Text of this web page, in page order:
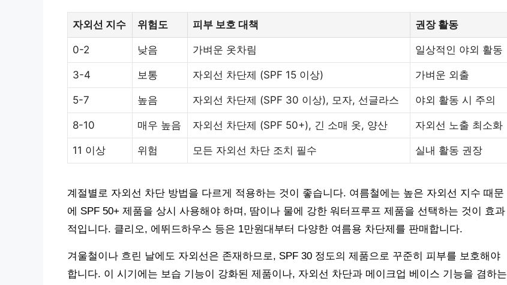
자외선 지수 위험도 피부 보호 대책 권장 활동
0-2 낮음 가벼운 옷차림 일상적인 야외 활동
3-4 보통 자외선 차단제 (SPF 15 이상) 가벼운 외출
5-7 높음 자외선 차단제 (SPF 30 이상), 모자, 선글라스 야외 활동 시 주의
8-10 매우 높음 자외선 차단제 (SPF 50+), 긴 소매 옷, 양산 자외선 노출 최소화
11 이상 위험 모든 자외선 차단 조치 필수 실내 활동 권장
계절별로 자외선 차단 방법을 다르게 적용하는 것이 좋습니다. 여름철에는 높은 자외선 지수 때문
에 SPF 50+ 제품을 상시 사용해야 하며, 땀이나 물에 강한 워터프루프 제품을 선택하는 것이 효과
적입니다. 클리오, 에뛰드하우스 등은 1만원대부터 다양한 여름용 차단제를 판매합니다.
겨울철이나 흐린 날에도 자외선은 존재하므로, SPF 30 정도의 제품으로 꾸준히 피부를 보호해야
합니다. 이 시기에는 보습 기능이 강화된 제품이나, 자외선 차단과 메이크업 베이스 기능을 겸하는